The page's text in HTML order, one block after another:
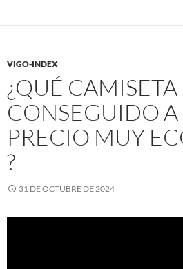
VIGO-INDEX
¿QUÉ
CONSEGUIDO A
PRECIO MUY
?
31 DE OCTUBRE DE 2024